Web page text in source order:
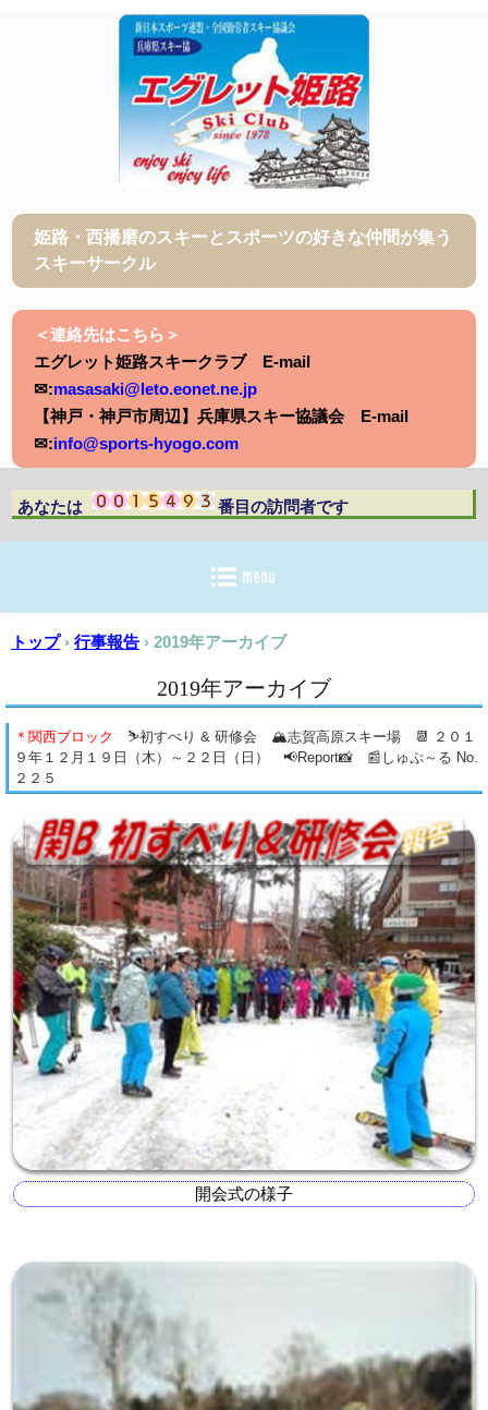
姫路・西播磨のスキーとスポーツの好きな仲間が集う
スキーサークル
＜連絡先はこちら＞
エグレット姫路スキークラブ E-mail
✉:masasaki@leto.eonet.ne.jp
【神戸・神戸市周辺】兵庫県スキー協議会 E-mail
✉:info@sports-hyogo.com
あなたは 番目の訪問者です
トップ › 行事報告 › 2019年アーカイブ
2019年アーカイブ
＊関西ブロック
⛷初すべり & 研修会 🏔志賀高原スキー場 📆 ２０１
９年１２月１９日（木）～２２日（日） 📢Report📸 📰しゅぷ～る No.
２２５
開会式の様子